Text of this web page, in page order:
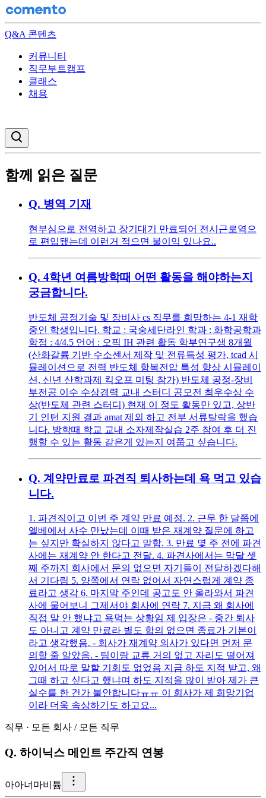
Q&A 콘텐츠
커뮤니티
직무부트캠프
클래스
채용
함께 읽은 질문
Q. 병역 기재
현부심으로 전역하고 장기대기 만료되어 전시근로역으
로 편입됐는데 이런거 적으면 불이익 있나요..
Q. 4학년 여름방학때 어떤 활동을 해야하는지
궁금합니다.
반도체 공정기술 및 장비사 cs 직무를 희망하는 4-1 재학
중인 학생입니다. 학교 : 국숭세단라인 학과 : 화학공학과
학점 : 4/4.5 언어 : 오픽 IH 관련 활동 학부연구생 8개월
(산화갈륨 기반 수소센서 제작 및 전류특성 평가, tcad 시
뮬레이션으로 전력 반도체 항복전압 특성 향상 시뮬레이
션, 신년 산학과제 킥오프 미팅 참가) 반도체 공정-장비
부전공 이수 수상경력 교내 스터디 공모전 최우수상 수
상(반도체 관련 스터디) 현재 이 정도 활동만 있고, 상반
기 인턴 지원 결과 amat 제외 하고 전부 서류탈락을 했습
니다. 방학때 학교 교내 소자제작실습 2주 참여 후 더 진
행할 수 있는 활동 같은게 있는지 여쭙고 싶습니다.
Q. 계약만료로 파견직 퇴사하는데 욕 먹고 있습
니다.
1. 파견직이고 이번 주 계약 만료 예정. 2. 근무 한 달쯤에
엘베에서 사수 만났는데 이때 받은 재계약 질문에 하고
는 싶지만 확실하지 않다고 말함. 3. 만료 몇 주 전에 파견
사에는 재계약 안 한다고 전달. 4. 파견사에서는 막달 셋
째 주까지 회사에서 문의 없으면 자기들이 전달하겠다해
서 기다림 5. 양쪽에서 연락 없어서 자연스럽게 계약 종
료라고 생각 6. 마지막 주인데 공고도 안 올라와서 파견
사에 물어보니 그제서야 회사에 연락 7. 지금 왜 회사에
직접 말 안 했냐고 욕먹는 상황임 제 입장은 - 중간 퇴사
도 아니고 계약 만료라 별도 합의 없으면 종료가 기본이
라고 생각했음. - 회사가 재계약 의사가 있다면 먼저 문
의할 줄 알았음. - 팀이랑 교류 거의 없고 자리도 떨어져
있어서 따로 말할 기회도 없었음 지금 하도 지적 받고, 왜
그때 하고 싶다고 했냐며 하도 지적을 많이 받아 제가 큰
실수를 한 건가 불안합니다ㅠㅠ 이 회사가 제 희망기업
이라 더욱 속상하기도 하고요...
직무 · 모든 회사 / 모든 직무
Q. 하이닉스 메인트 주간직 연봉
아아너마비튬